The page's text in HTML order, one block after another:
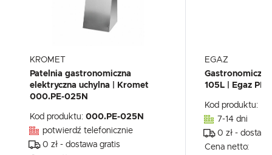
KROMET
Patelnia gastronomiczna
elektryczna uchylna | Kromet
000.PE-025N
Kod produktu: 000.PE-025N
potwierdź telefonicznie
0 zł - dostawa gratis
EGAZ
105L | Egaz PE-
Kod produktu:
7-14 dni
0 zł -
Cena netto: